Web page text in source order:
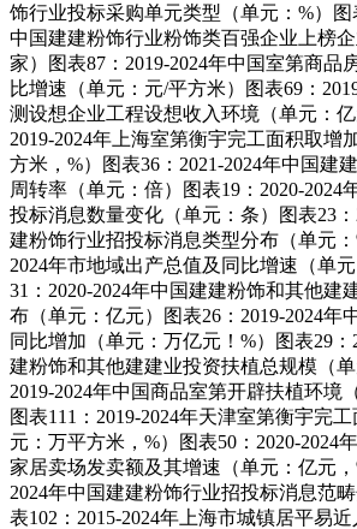
饰行业投标采购单元类型（单元：%）图
中国建建粉饰行业粉饰类百强企业上榜
家）图表87：2019-2024年中国室第商品
比增速（单元：元/平方米）图表69：
测设想企业工程设想收入环境（单元：亿
2019-2024年上海室第衡宇完工面积取增
方米，%）图表36：2021-2024年中国建
周转率（单元：倍）图表19：2020-2024
投标消息数量变化（单元：条）图表23：
建粉饰行业招投标消息类型分布（单元
2024年市地域出产总值及同比增速（单
31：2020-2024年中国建建粉饰和其他建
布（单元：亿元）图表26：2019-2024年
同比增加（单元：万亿元！%）图表29：
建粉饰和其他建建业投资扶植总规模（单
2019-2024年中国商品室第开辟扶植环境
图表111：2019-2024年天津室第衡宇完
元：万平方米，%）图表50：2020-2024
家居卖场发卖额及其增速（单元：亿元
2024年中国建建粉饰行业招投标消息范
表102：2015-2024年上海市城镇居平易